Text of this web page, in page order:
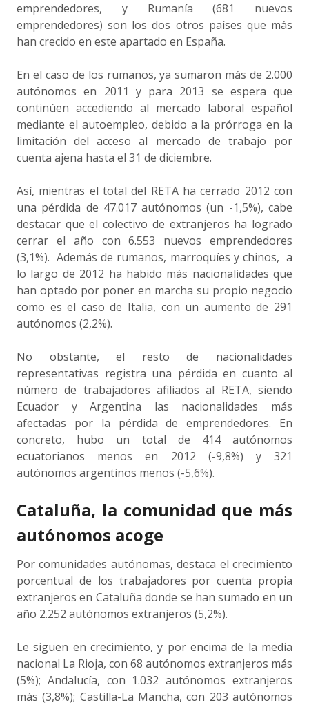
emprendedores, y Rumanía (681 nuevos
emprendedores) son los dos otros países que más
han crecido en este apartado en España.
En el caso de los rumanos, ya sumaron más de 2.000
autónomos en 2011 y para 2013 se espera que
continúen accediendo al mercado laboral español
mediante el autoempleo, debido a la prórroga en la
limitación del acceso al mercado de trabajo por
cuenta ajena hasta el 31 de diciembre.
Así, mientras el total del RETA ha cerrado 2012 con
una pérdida de 47.017 autónomos (un -1,5%), cabe
destacar que el colectivo de extranjeros ha logrado
cerrar el año con 6.553 nuevos emprendedores
(3,1%). Además de rumanos, marroquíes y chinos, a
lo largo de 2012 ha habido más nacionalidades que
han optado por poner en marcha su propio negocio
como es el caso de Italia, con un aumento de 291
autónomos (2,2%).
No obstante, el resto de nacionalidades
representativas registra una pérdida en cuanto al
número de trabajadores afiliados al RETA, siendo
Ecuador y Argentina las nacionalidades más
afectadas por la pérdida de emprendedores. En
concreto, hubo un total de 414 autónomos
ecuatorianos menos en 2012 (-9,8%) y 321
autónomos argentinos menos (-5,6%).
Cataluña, la comunidad que más
autónomos acoge
Por comunidades autónomas, destaca el crecimiento
porcentual de los trabajadores por cuenta propia
extranjeros en Cataluña donde se han sumado en un
año 2.252 autónomos extranjeros (5,2%).
Le siguen en crecimiento, y por encima de la media
nacional La Rioja, con 68 autónomos extranjeros más
(5%); Andalucía, con 1.032 autónomos extranjeros
más (3,8%); Castilla-La Mancha, con 203 autónomos